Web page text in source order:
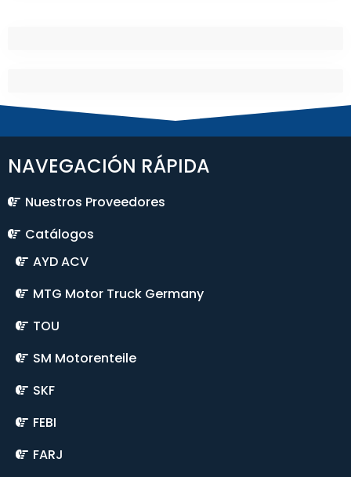
NAVEGACIÓN RÁPIDA
Nuestros Proveedores
Catálogos
AYD ACV
MTG Motor Truck Germany
TOU
SM Motorenteile
SKF
FEBI
FARJ